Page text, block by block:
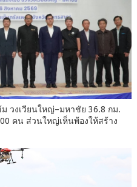
วงเวียนใหญ่–มหาชัย 36.8 กม.
คน ส่วนใหญ่เห็นพ้องให้สร้าง